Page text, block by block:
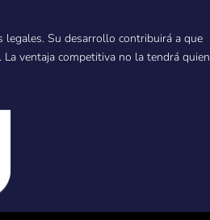
legales. Su desarrollo contribuirá a que
ventaja competitiva no la tendrá quien